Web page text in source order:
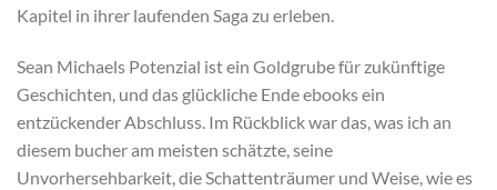
Kapitel in ihrer laufenden Saga zu erleben.
Sean Michaels Potenzial ist ein Goldgrube für zukünftige
Geschichten, und das glückliche Ende ebooks ein
entzückender Abschluss. Im Rückblick war das, was ich an
diesem bucher am meisten schätzte, seine
Unvorhersehbarkeit, die Schattenträumer und Weise, wie es